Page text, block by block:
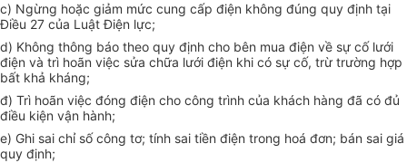
c) Ngừng hoặc giảm mức cung cấp điện không đúng quy định tại
Điều 27 của Luật Điện lực;
d) Không thông báo theo quy định cho bên mua điện về sự cố lưới
điện và trì hoãn việc sửa chữa lưới điện khi có sự cố, trừ trường hợp
bất khả kháng;
đ) Trì hoãn việc đóng điện cho công trình của khách hàng đã có đủ
điều kiện vận hành;
e) Ghi sai chỉ số công tơ; tính sai tiền điện trong hoá đơn; bán sai giá
quy định;